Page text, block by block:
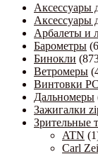
Аксессуары
Аксессуары
Арбалеты и
Барометры
Бинокли
Ветромеры
Винтовки
Дальномеры
Зажигалки
Зрительные
ATN
Carl